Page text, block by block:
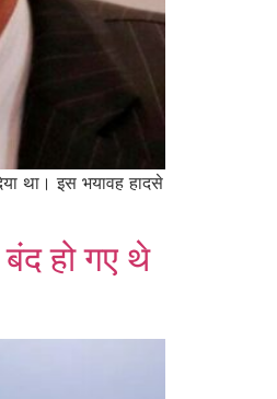
था। इस भयावह हादसे
बंद हो गए थे